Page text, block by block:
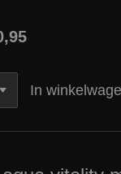
In